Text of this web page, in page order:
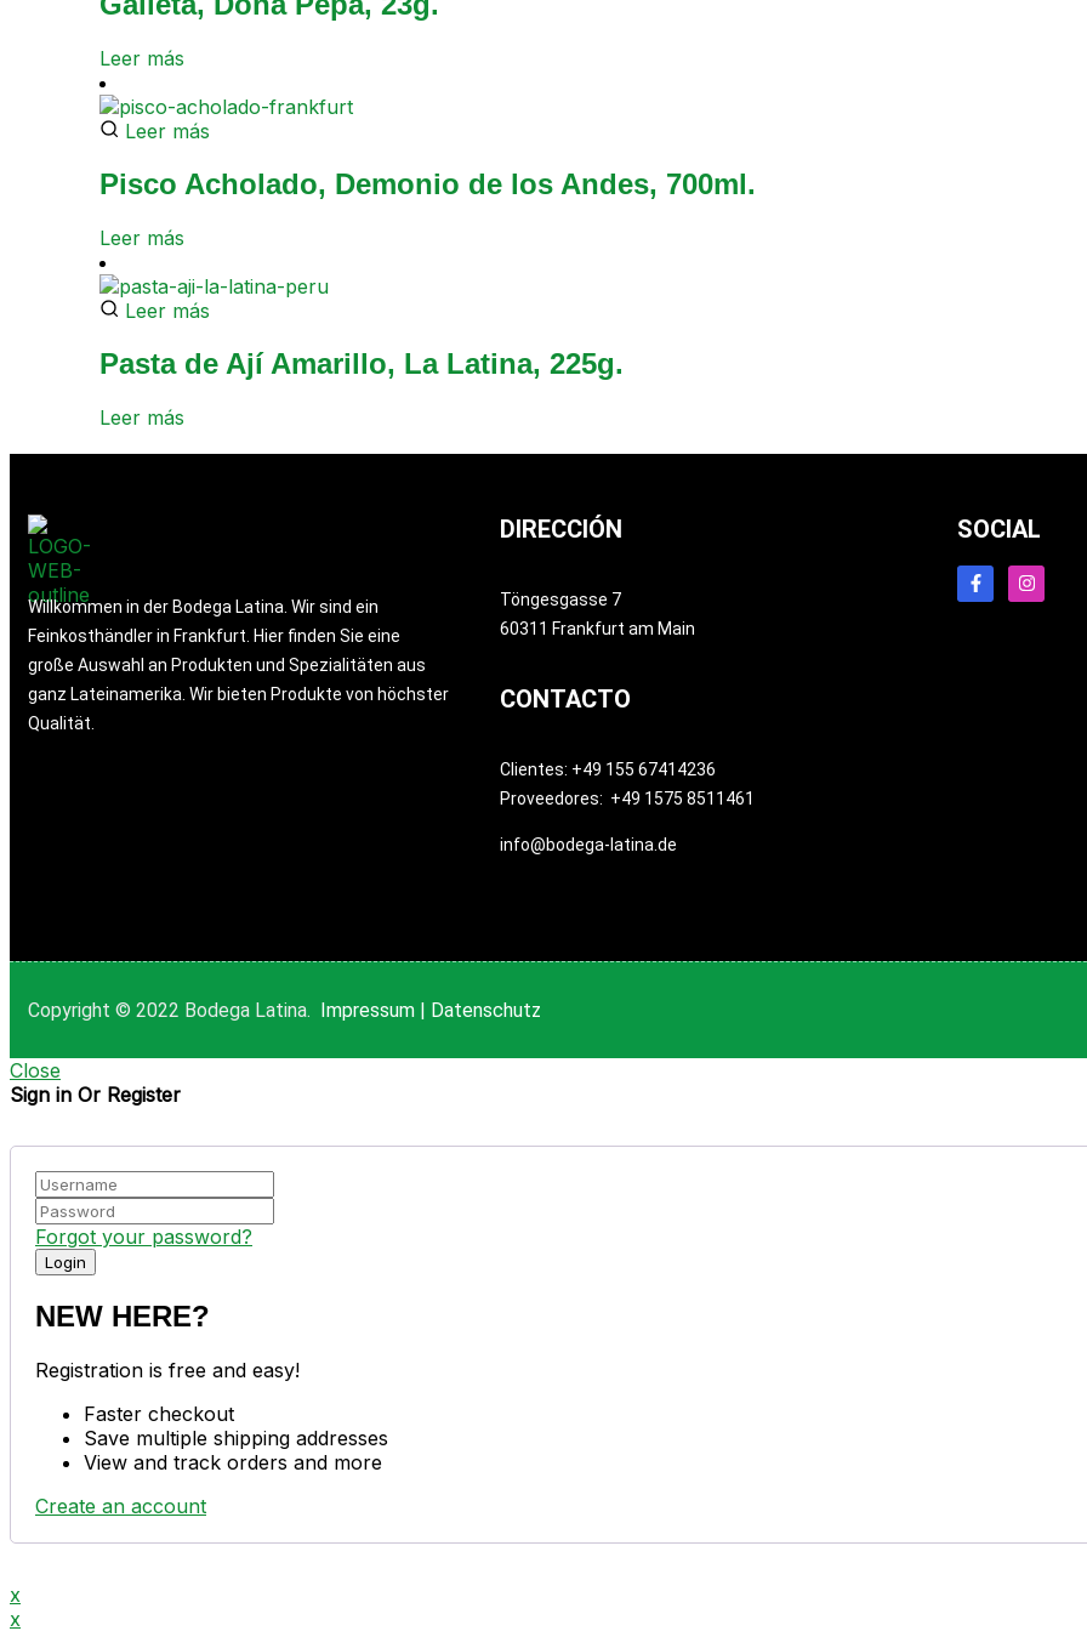
Leer más
Leer más
Pisco Acholado, Demonio de los Andes, 700ml.
Leer más
Leer más
Pasta de Ají Amarillo, La Latina, 225g.
Leer más
Willkommen in der Bodega Latina. Wir sind ein
Feinkosthändler in Frankfurt. Hier finden Sie eine
große Auswahl an Produkten und Spezialitäten aus
ganz Lateinamerika. Wir bieten Produkte von höchster
Qualität.
DIRECCIÓN
Töngesgasse 7
60311 Frankfurt am Main
CONTACTO
Clientes: +49 155 67414236
Proveedores: +49 1575 8511461
info@bodega-latina.de
SOCIAL
Copyright © 2022 Bodega Latina. Impressum | Datenschutz
Close
Sign in Or Register
Forgot your password?
NEW HERE?
Registration is free and easy!
Faster checkout
Save multiple shipping addresses
View and track orders and more
Create an account
x
x